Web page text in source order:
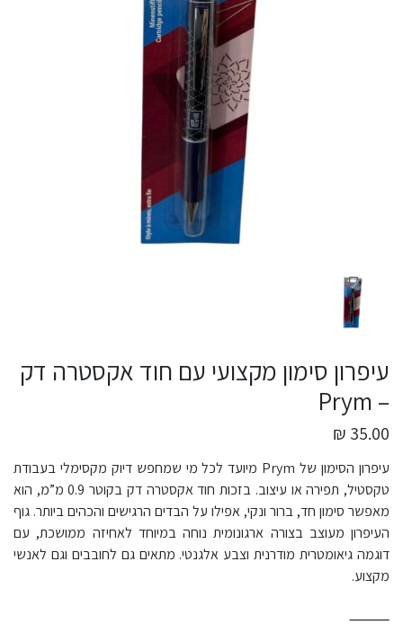
עיפרון סימון מקצועי עם חוד אקסטרה דק
– Prym
35.00 ₪
עיפרון הסימון של Prym מיועד לכל מי שמחפש דיוק מקסימלי בעבודת
טקסטיל, תפירה או עיצוב. בזכות חוד אקסטרה דק בקוטר 0.9 מ”מ, הוא
מאפשר סימון חד, ברור ונקי, אפילו על הבדים הרגישים והכהים ביותר. גוף
העיפרון מעוצב בצורה ארגונומית נוחה במיוחד לאחיזה ממושכת, עם
דוגמה גיאומטרית מודרנית וצבע אלגנטי. מתאים גם לחובבים וגם לאנשי
מקצוע.
⸻